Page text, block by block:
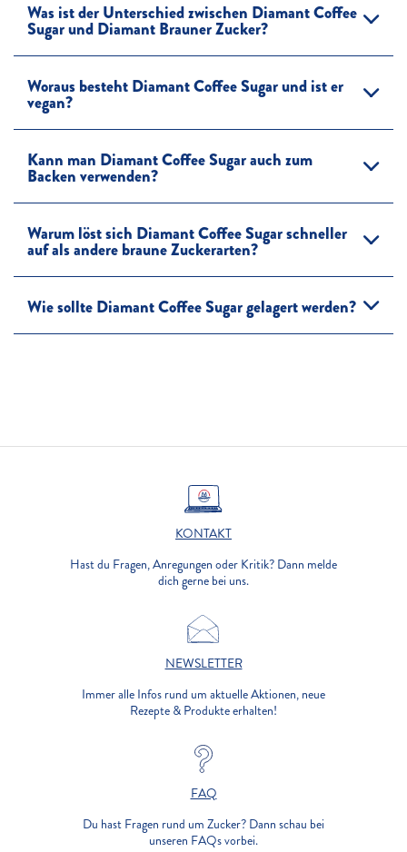
Was ist der Unterschied zwischen Diamant Coffee
Sugar und Diamant Brauner Zucker?
Woraus besteht Diamant Coffee Sugar und ist er
vegan?
Kann man Diamant Coffee Sugar auch zum
Backen verwenden?
Warum löst sich Diamant Coffee Sugar schneller
auf als andere braune Zuckerarten?
Wie sollte Diamant Coffee Sugar gelagert werden?
KONTAKT
Hast du Fragen, Anregungen oder Kritik? Dann melde
dich gerne bei uns.
NEWSLETTER
Immer alle Infos rund um aktuelle Aktionen, neue
Rezepte & Produkte erhalten!
FAQ
Du hast Fragen rund um Zucker? Dann schau bei
unseren FAQs vorbei.